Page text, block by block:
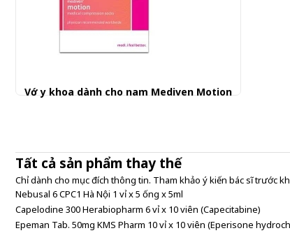
Vớ y khoa dành cho nam Mediven Motion
Tất cả sản phẩm thay thế
Chỉ dành cho mục đích thông tin. Tham khảo ý kiến bác sĩ trước
Nebusal 6 CPC1 Hà Nội 1 vỉ x 5 ống x 5ml
Capelodine 300 Herabiopharm 6 vỉ x 10 viên (Capecitabine)
Epeman Tab. 50mg KMS Pharm 10 vỉ x 10 viên (Eperisone